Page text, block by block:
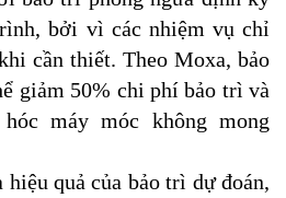
bởi vì các nhiệm vụ chỉ
cần thiết. Theo Moxa, bảo
giảm 50% chi phí bảo trì và
máy móc không mong
quả của bảo trì dự đoán,